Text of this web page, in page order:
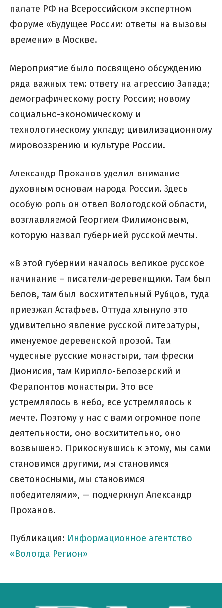
палате РФ на Всероссийском экспертном
форуме «Будущее России: ответы на вызовы
времени» в Москве.
Мероприятие было посвящено обсуждению
ряда важных тем: ответу на агрессию Запада;
демографическому росту России; новому
социально-экономическому и
технологическому укладу; цивилизационному
мировоззрению и культуре России.
Александр Проханов уделил внимание
духовным основам народа России. Здесь
особую роль он отвел Вологодской области,
возглавляемой Георгием Филимоновым,
которую назвал губернией русской мечты.
«В этой губернии началось великое русское
начинание – писатели-деревенщики. Там был
Белов, там был восхитительный Рубцов, туда
приезжал Астафьев. Оттуда хлынуло это
удивительно явление русской литературы,
именуемое деревенской прозой. Там
чудесные русские монастыри, там фрески
Дионисия, там Кирилло-Белозерский и
Ферапонтов монастыри. Это все
устремлялось в небо, все устремлялось к
мечте. Поэтому у нас с вами огромное поле
деятельности, оно восхитительно, оно
возвышено. Прикоснувшись к этому, мы сами
становимся другими, мы становимся
светоносными, мы становимся
победителями», — подчеркнул Александр
Проханов.
Публикация: Информационное агентство
«Вологда Регион»